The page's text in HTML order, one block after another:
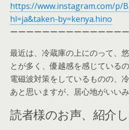
https://www.instagram.com/p/
hl=ja&taken-by=kenya.hino
ーーーーーーーーーーーーーー
最近は、冷蔵庫の上にのって、
とが多く、優越感を感じている
電磁波対策をしているものの、
あと思いますが、居心地がいい
読者様のお声、紹介